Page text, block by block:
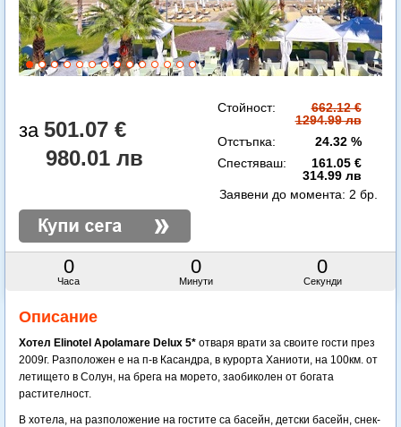
501.07 €
980.01 лв
Стойност:
662.12 €
1294.99 лв
Отстъпка:
24.32 %
Спестяваш:
161.05 €
314.99 лв
0
Часа
0
Минути
0
Секунди
Заявени до момента: 2 бр.
Описание
Хотел Elinotel Apolamare Delux 5* отваря врати за своите гости през
2009г. Разположен е на п-в Касандра, в курорта Ханиоти, на 100км. от
летището в Солун, на брега на морето, заобиколен от богата
растителност.
В хотела, на разположение на гостите са басейн, детски басейн, снек-